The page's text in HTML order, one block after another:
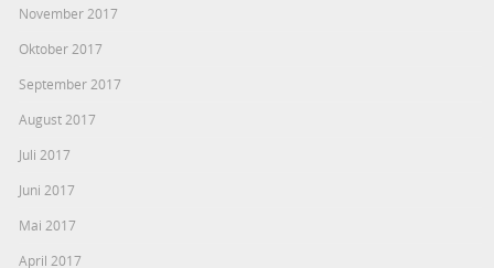
November 2017
Oktober 2017
September 2017
August 2017
Juli 2017
Juni 2017
Mai 2017
April 2017